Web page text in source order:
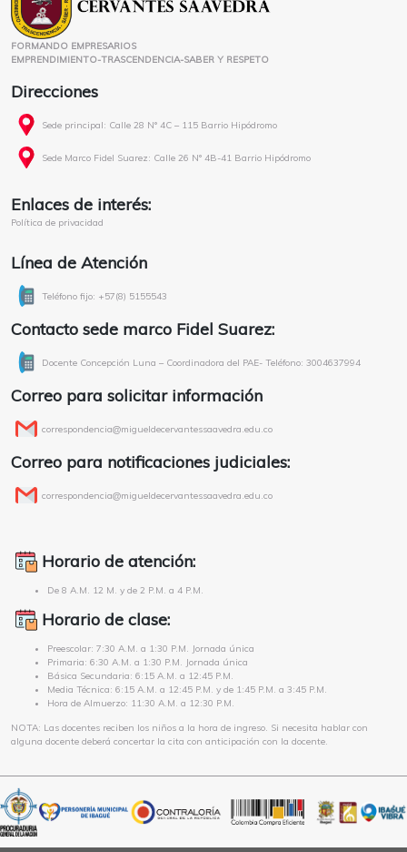
FORMANDO EMPRESARIOS
EMPRENDIMIENTO-TRASCENDENCIA-SABER Y RESPETO
Direcciones
Sede principal: Calle 28 N° 4C – 115 Barrio Hipódromo
Sede Marco Fidel Suarez: Calle 26 N° 4B-41 Barrio Hipódromo
Enlaces de interés:
Política de privacidad
Línea de Atención
Teléfono fijo: +57(8) 5155543
Contacto sede marco Fidel Suarez:
Docente Concepción Luna – Coordinadora del PAE- Teléfono: 3004637994
Correo para solicitar información
correspondencia@migueldecervantessaavedra.edu.co
Correo para notificaciones judiciales:
correspondencia@migueldecervantessaavedra.edu.co
Horario de atención:
De 8 A.M. 12 M. y de 2 P.M. a 4 P.M.
Horario de clase:
Preescolar: 7:30 A.M. a 1:30 P.M. Jornada única
Primaria: 6:30 A.M. a 1:30 P.M. Jornada única
Básica Secundaria: 6:15 A.M. a 12:45 P.M.
Media Técnica: 6:15 A.M. a 12:45 P.M. y de 1:45 P.M. a 3:45 P.M.
Hora de Almuerzo: 11:30 A.M. a 12:30 P.M.
NOTA: Las docentes reciben los niños a la hora de ingreso. Si necesita hablar con
alguna docente deberá concertar la cita con anticipación con la docente.